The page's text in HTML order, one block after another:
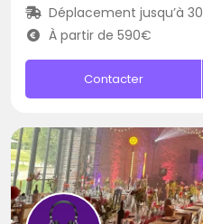
Déplacement jusqu’à
À partir de 590€
Contacter